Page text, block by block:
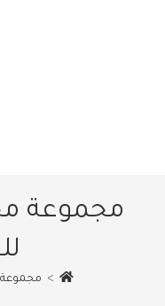
مجموعة
>